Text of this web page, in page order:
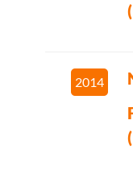
2014